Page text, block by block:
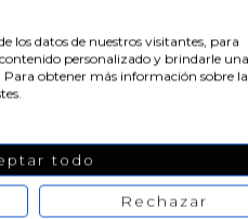
de sodio
comprar nitrato
aquí la
las etiquetas
los datos de nuestros visitantes, para
personalizado y brindarle una
Para obtener más información sobre
todo
Rechazar